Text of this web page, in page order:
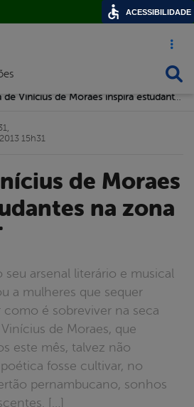
Acesso
navegação
Obra de Vinícius de Moraes inspira estudantes na zona rural de ST
na zona
a mulheres que sequer
como é sobreviver na seca
de Moraes, que
este mês, talvez não
fosse cultivar, no
pernambucano, sonhos
[…]
15h31
ACESSIBILIDADE